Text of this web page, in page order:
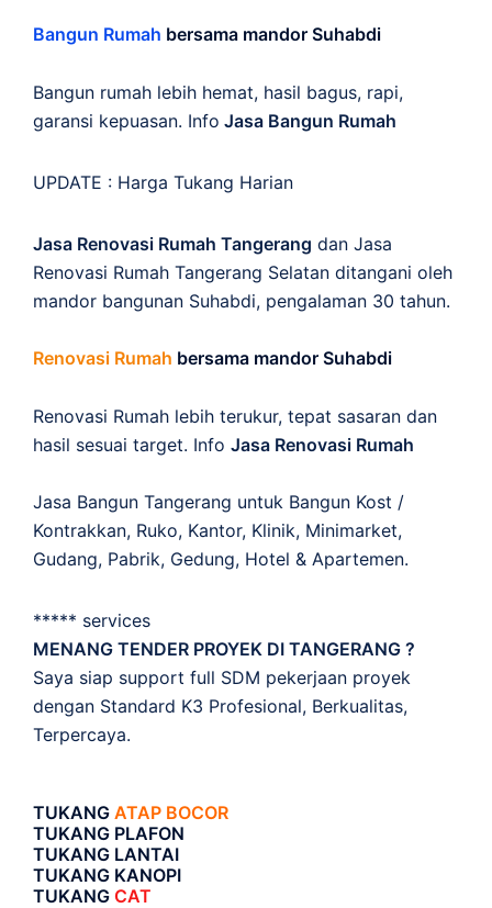
Bangun Rumah bersama mandor Suhabdi
Bangun rumah lebih hemat, hasil bagus, rapi,
garansi kepuasan. Info Jasa Bangun Rumah
UPDATE : Harga Tukang Harian
Jasa Renovasi Rumah Tangerang dan Jasa
Renovasi Rumah Tangerang Selatan ditangani oleh
mandor bangunan Suhabdi, pengalaman 30 tahun.
Renovasi Rumah bersama mandor Suhabdi
Renovasi Rumah lebih terukur, tepat sasaran dan
hasil sesuai target. Info Jasa Renovasi Rumah
Jasa Bangun Tangerang untuk Bangun Kost /
Kontrakkan, Ruko, Kantor, Klinik, Minimarket,
Gudang, Pabrik, Gedung, Hotel & Apartemen.
***** services
MENANG TENDER PROYEK DI TANGERANG ?
Saya siap support full SDM pekerjaan proyek
dengan Standard K3 Profesional, Berkualitas,
Terpercaya.
TUKANG ATAP BOCOR
TUKANG PLAFON
TUKANG LANTAI
TUKANG KANOPI
TUKANG CAT